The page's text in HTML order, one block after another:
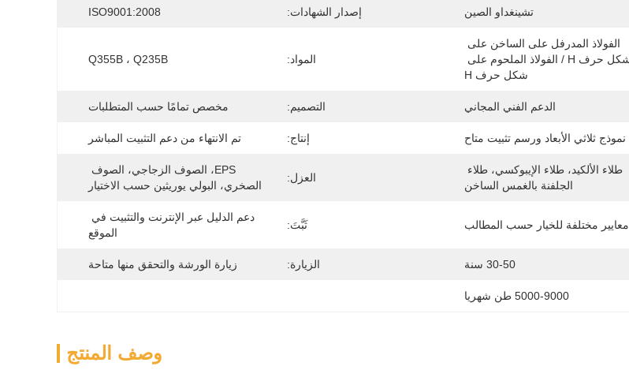
تشينغداو الصين إصدار الشهادات: ISO9001:2008
شكل حرف H
المواد: Q355B ، Q235B
الدعم الفني المجاني التصميم: مخصص تمامًا حسب المتطلبات
نموذج ثلاثي الأبعاد ورسم تثبيت متاح إنتاج: تم الانتهاء من دعم التثبيت المباشر
الجلفنة بالغمس الساخن
العزل:
الصخري، البولي يوريثين حسب الاختيار
معايير مختلفة للخيار حسب المطالب ثَبَّتَ:
الموقع
30-50 سنة الزيارة: زيارة الورشة والتحقق منها متاحة
5000-9000 طن شهريا
وصف المنتج